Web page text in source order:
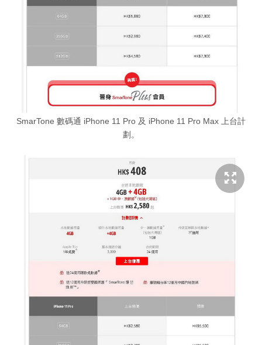
SmarTone 數碼通 iPhone 11 Pro 及 iPhone 11 Pro Max 上台計
劃。